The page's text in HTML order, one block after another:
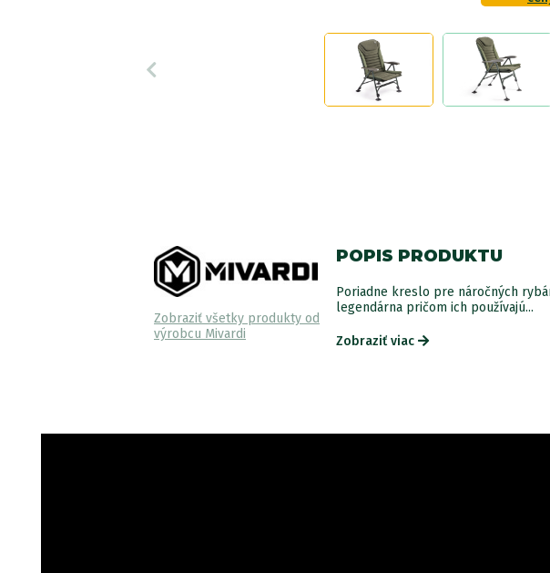
Zobraziť všetky produkty od
výrobcu Mivardi
POPIS PRODUKTU
Poriadne kreslo pre náročných
legendárna pričom ich používajú...
Zobraziť viac